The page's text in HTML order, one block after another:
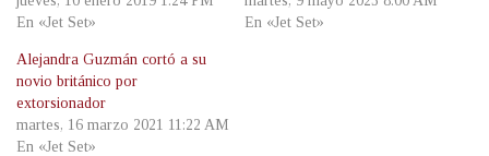
En «Jet Set»
En «Jet Set»
Alejandra Guzmán cortó a su
novio británico por
extorsionador
martes, 16 marzo 2021 11:22 AM
En «Jet Set»